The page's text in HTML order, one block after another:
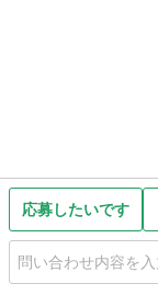
応募したいです